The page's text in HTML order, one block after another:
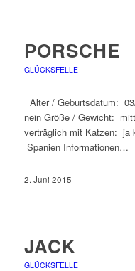
PORSCHE
GLÜCKSFELLE
Alter / Geburtsdatum:
nein Größe / Gewicht:
verträglich mit Katzen: ja
Spanien Informationen…
2. Juni 2015
JACK
GLÜCKSFELLE